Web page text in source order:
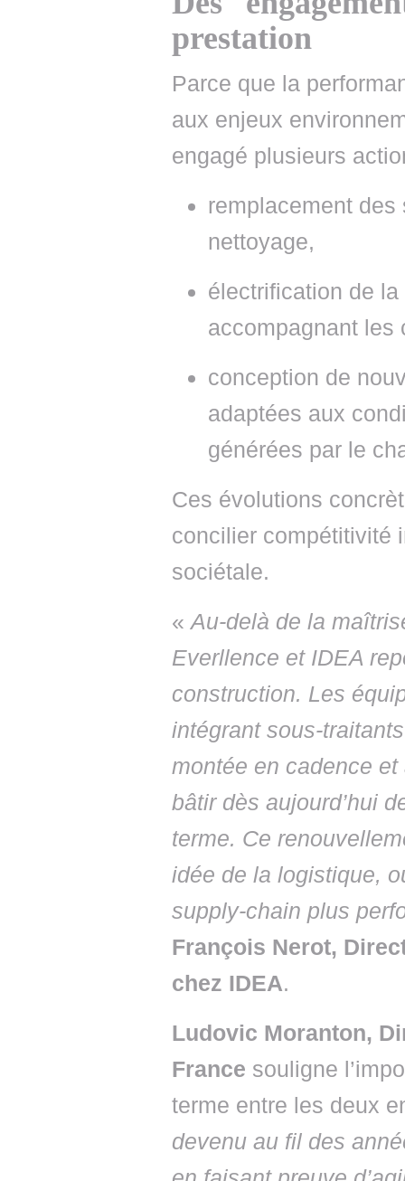
prestation
Parce que la
aux enjeux
engagé plusieurs
remplacement des
nettoyage,
électrification de
accompagnant les
conception de
adaptées aux
générées par le
Ces évolutions
concilier compétitivité
sociétale.
«Au-delà de la
Everllence et IDEA
construction. Les
intégrant sous-
montée en cadence
bâtir dès aujourd’hui
terme. Ce
idée de la logistique,
supply-chain plus
François Nerot,
chez IDEA.
Ludovic Moranton,
France souligne
terme entre les deux
devenu au fil des